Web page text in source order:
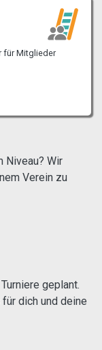
für Mitglieder
Niveau? Wir
Verein zu
geplant.
dich und deine